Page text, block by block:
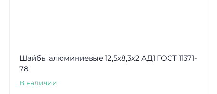
Шайбы алюминиевые 12,5х8,3х2 АД1 ГОСТ 11371-
78
В наличии